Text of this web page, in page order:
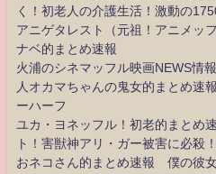
く！初老人の介護生活！激動の
アニゲタレスト（元祖！アニメッ
ナベ的まとめ速報
火浦のシネマッフル映画NEWS情
人オカマちゃんの鬼女的まとめ速
ーハーフ
ユカ・ヨネッフル！初老的まとめ
ト！害獣神アリ・ガー被害に必殺
おネコさん的まとめ速報 僕の彼